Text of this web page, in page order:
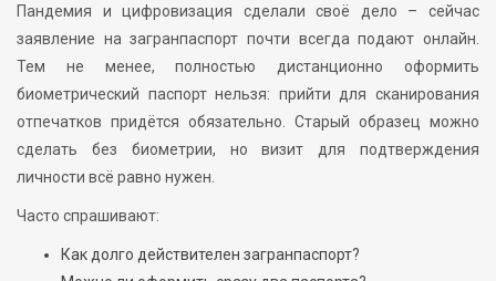
Пандемия и цифровизация сделали своё дело – сейчас
заявление на загранпаспорт почти всегда подают онлайн.
Тем не менее, полностью дистанционно оформить
биометрический паспорт нельзя: прийти для сканирования
отпечатков придётся обязательно. Старый образец можно
сделать без биометрии, но визит для подтверждения
личности всё равно нужен.
Часто спрашивают:
Как долго действителен загранпаспорт?